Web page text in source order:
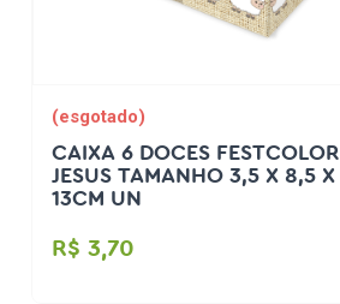
(esgotado)
CAIXA 6 DOCES FESTCOLOR
JESUS TAMANHO 3,5 X 8,5 X
13CM UN
R$ 3,70